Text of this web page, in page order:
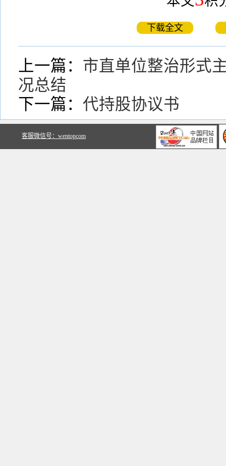
下载全文
上一篇： 市直单位整治形式
况总结
下一篇： 代持股协议书
客服微信号：wentopcom